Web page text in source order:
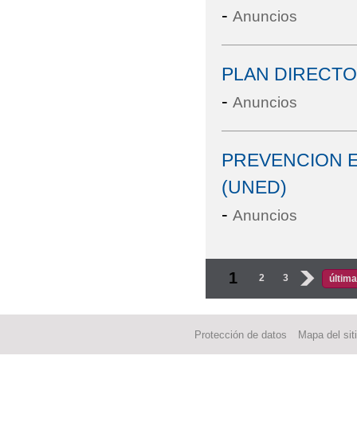
- Anuncios
PLAN
- Anuncios
PREVENCION
(UNED)
- Anuncios
Páginas
1 2 3 › última
Protección de datos Mapa del